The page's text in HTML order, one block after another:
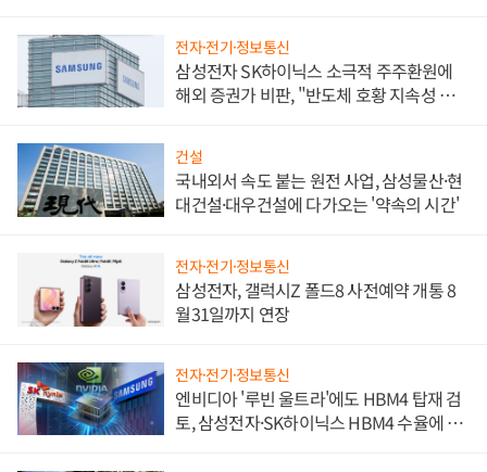
전자·전기·정보통신
삼성전자 SK하이닉스 소극적 주주환원에
해외 증권가 비판, "반도체 호황 지속성 의
건설
국내외서 속도 붙는 원전 사업, 삼성물산·현
대건설·대우건설에 다가오는 '약속의 시간'
전자·전기·정보통신
삼성전자, 갤럭시Z 폴드8 사전예약 개통 8
월31일까지 연장
전자·전기·정보통신
엔비디아 '루빈 울트라'에도 HBM4 탑재 검
토, 삼성전자·SK하이닉스 HBM4 수율에 주